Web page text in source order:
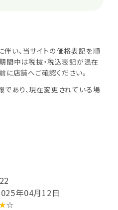
い、当サイトの価格表記を順
間中は税抜・税込表記が混在
に店舗へご確認ください。
あり、現在変更されている場
年04月12日
☆